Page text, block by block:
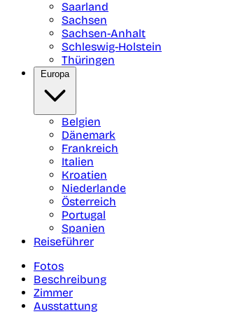
Saarland
Sachsen
Sachsen-Anhalt
Schleswig-Holstein
Thüringen
Europa
Belgien
Dänemark
Frankreich
Italien
Kroatien
Niederlande
Österreich
Portugal
Spanien
Reiseführer
Fotos
Beschreibung
Zimmer
Ausstattung